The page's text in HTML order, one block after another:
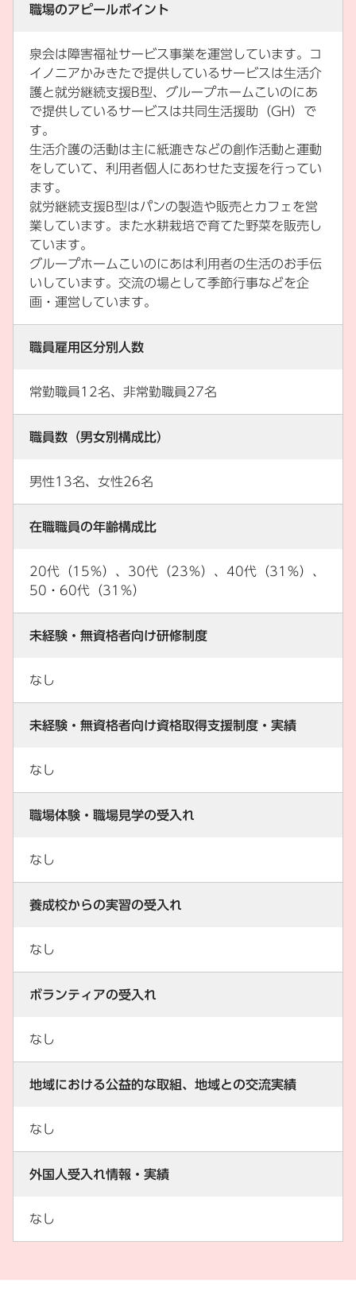
職場のアピールポイント
泉会は障害福祉サービス事業を運営しています。コ
イノニアかみきたで提供しているサービスは生活介
護と就労継続支援B型、グループホームこいのにあ
で提供しているサービスは共同生活援助（GH）で
す。
生活介護の活動は主に紙漉きなどの創作活動と運動
をしていて、利用者個人にあわせた支援を行ってい
ます。
就労継続支援B型はパンの製造や販売とカフェを営
業しています。また水耕栽培で育てた野菜を販売し
ています。
グループホームこいのにあは利用者の生活のお手伝
いしています。交流の場として季節行事などを企
画・運営しています。
職員雇用区分別人数
常勤職員12名、非常勤職員27名
職員数（男女別構成比）
男性13名、女性26名
在職職員の年齢構成比
20代（15％）、30代（23％）、40代（31％）、
50・60代（31％）
未経験・無資格者向け研修制度
なし
未経験・無資格者向け資格取得支援制度・実績
なし
職場体験・職場見学の受入れ
なし
養成校からの実習の受入れ
なし
ボランティアの受入れ
なし
地域における公益的な取組、地域との交流実績
なし
外国人受入れ情報・実績
なし